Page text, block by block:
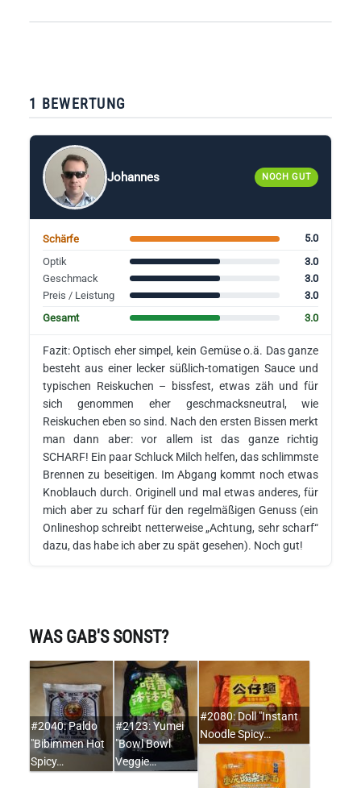
1 BEWERTUNG
Johannes NOCH GUT
Schärfe
5.0
Optik
3.0
Geschmack
3.0
Preis / Leistung
3.0
Gesamt
3.0
Fazit: Optisch eher simpel, kein Gemüse o.ä. Das ganze
besteht aus einer lecker süßlich-tomatigen Sauce und
typischen Reiskuchen – bissfest, etwas zäh und für
sich genommen eher geschmacksneutral, wie
Reiskuchen eben so sind. Nach den ersten Bissen merkt
man dann aber: vor allem ist das ganze richtig
SCHARF! Ein paar Schluck Milch helfen, das schlimmste
Brennen zu beseitigen. Im Abgang kommt noch etwas
Knoblauch durch. Originell und mal etwas anderes, für
mich aber zu scharf für den regelmäßigen Genuss (ein
Onlineshop schreibt netterweise „Achtung, sehr scharf“
dazu, das habe ich aber zu spät gesehen). Noch gut!
WAS GAB'S SONST?
#2040: Paldo
"Bibimmen Hot
Spicy…
#2123: Yumei
"Bowl Bowl
Veggie…
#2080: Doll "Instant
Noodle Spicy…